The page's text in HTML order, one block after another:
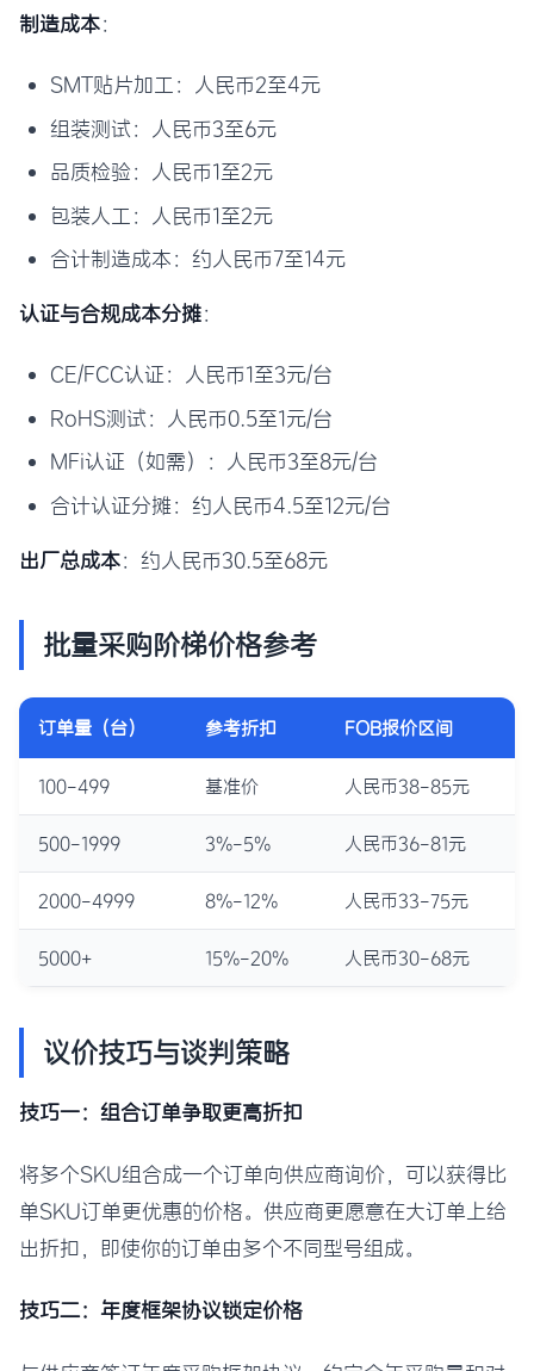
制造成本：
SMT贴片加工：人民币2至4元
组装测试：人民币3至6元
品质检验：人民币1至2元
包装人工：人民币1至2元
合计制造成本：约人民币7至14元
认证与合规成本分摊：
CE/FCC认证：人民币1至3元/台
RoHS测试：人民币0.5至1元/台
MFi认证（如需）：人民币3至8元/台
合计认证分摊：约人民币4.5至12元/台
出厂总成本：约人民币30.5至68元
批量采购阶梯价格参考
订单量（台） 参考折扣 FOB报价区间
100-499 基准价 人民币38-85元
500-1999 3%-5% 人民币36-81元
2000-4999 8%-12% 人民币33-75元
5000+ 15%-20% 人民币30-68元
议价技巧与谈判策略
技巧一：组合订单争取更高折扣
将多个SKU组合成一个订单向供应商询价，可以获得比
单SKU订单更优惠的价格。供应商更愿意在大订单上给
出折扣，即使你的订单由多个不同型号组成。
技巧二：年度框架协议锁定价格